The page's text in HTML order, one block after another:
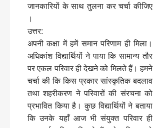
जानकारियों के साथ तुलना कर चर्चा कीजिए
।
उत्तर:
अपनी कक्षा में हमें समान परिणाम ही मिला।
अधिकांश विद्यार्थियों ने पाया कि सामान्य तौर
पर एकल परिवार ही देखने को मिलते हैं। हमने
चर्चा की कि किस प्रकार सांस्कृतिक बदलाव
तथा शहरीकरण ने परिवारों की संरचना को
प्रभावित किया है। कुछ विद्यार्थियों ने बताया
कि उनके यहाँ आज भी संयुक्त परिवार ही